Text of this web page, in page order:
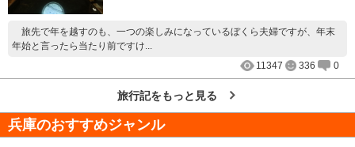
旅先で年を越すのも、一つの楽しみになっているぼくら夫婦ですが、年末
年始と言ったら当たり前ですけ...
11347
336 0
旅行記をもっと見る
兵庫のおすすめジャンル